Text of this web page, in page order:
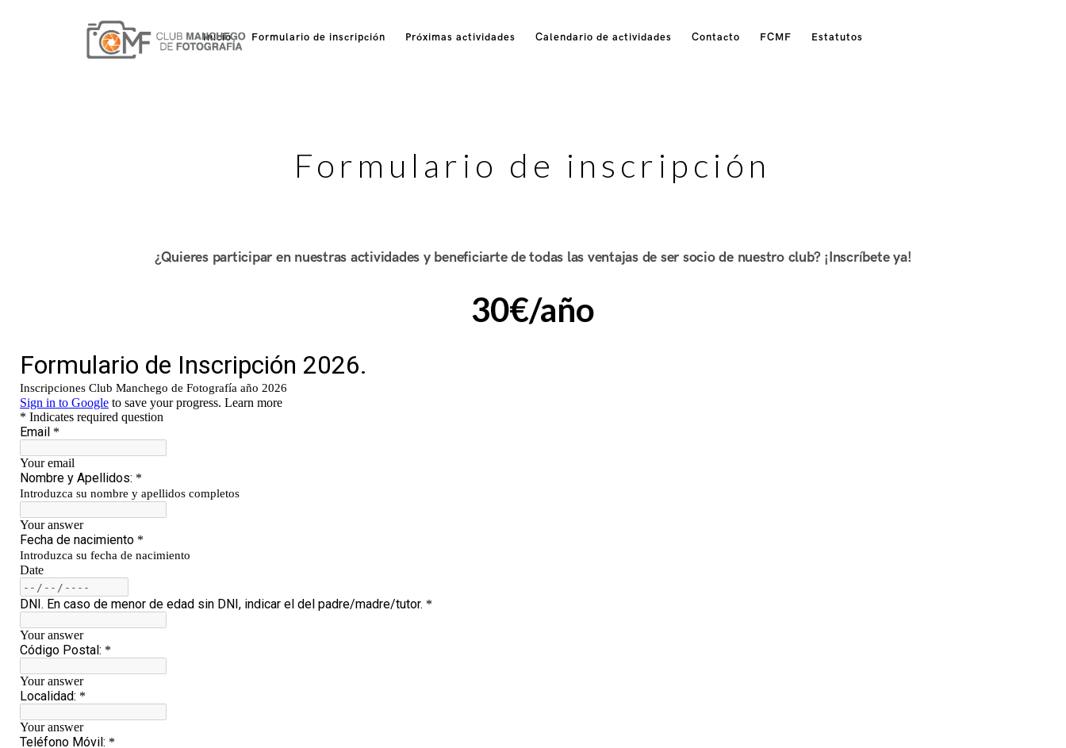
Inicio Formulario de inscripción Próximas actividades Calendario de actividades Contacto FCMF Estatutos
Formulario de inscripción
¿Quieres participar en nuestras actividades y beneficiarte de todas las ventajas de ser socio de nuestro club? ¡Inscríbete ya!
30€/año